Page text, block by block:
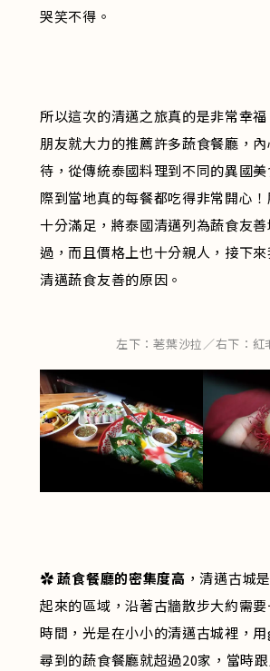
哭笑不得。
所以這次的清邁之旅真的是非常幸
朋友就大力的推薦許多蔬食餐廳，
待，從傳統泰國料理到不同的異國
際到當地真的每餐都吃得非常開心
十分滿足，將泰國清邁列為蔬食友
過，而且價格上也十分親人，接下
清邁蔬食友善的原因。
左下：荖葉沙拉／右下：紅
✿蔬食餐廳的密集度高 ，清邁古城
起來的區域，沿著古牆散步大約需
時間，光是在小小的清邁古城裡，
尋到的蔬食餐廳就超過20家，當時